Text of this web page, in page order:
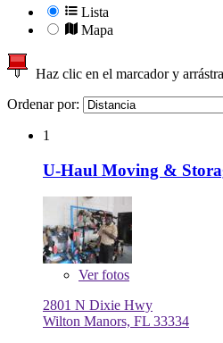
Lista
Mapa
Haz clic en el marcador y
Ordenar por:
1
U-Haul Moving &
Verfotos
2801 N Dixie Hwy
Wilton Manors, FL 33334